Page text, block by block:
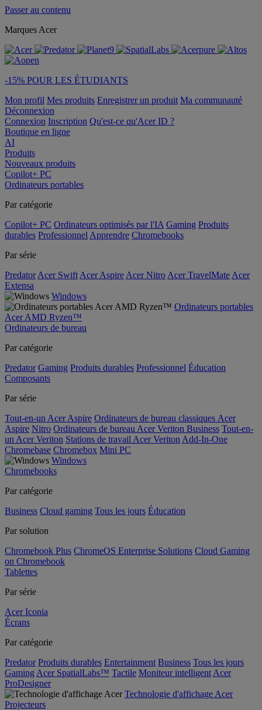
Passer au contenu
Marques Acer
-15% POUR LES ÉTUDIANTS
Mon profil Mes produits Enregistrer un produit Ma communauté
Déconnexion
Connexion Inscription Qu'est-ce qu'Acer ID ?
Boutique en ligne
AI
Produits
Nouveaux produits
Copilot+ PC
Ordinateurs portables
Par catégorie
Copilot+ PC Ordinateurs optimisés par l'IA Gaming Produits
durables Professionnel Apprendre Chromebooks
Par série
Predator Acer Swift Acer Aspire Acer Nitro Acer TravelMate Acer
Extensa
Windows
Ordinateurs portables
Acer AMD Ryzen™
Ordinateurs de bureau
Par catégorie
Predator Gaming Produits durables Professionnel Éducation
Composants
Par série
Tout-en-un Acer Aspire Ordinateurs de bureau classiques Acer
Aspire Nitro Ordinateurs de bureau Acer Veriton Business Tout-en-
un Acer Veriton Stations de travail Acer Veriton Add-In-One
Chromebase Chromebox Mini PC
Windows
Chromebooks
Par catégorie
Business Cloud gaming Tous les jours Éducation
Par solution
Chromebook Plus ChromeOS Enterprise Solutions Cloud Gaming
on Chromebook
Tablettes
Par série
Acer Iconia
Écrans
Par catégorie
Predator Produits durables Entertainment Business Tous les jours
Gaming Acer SpatialLabs™ Tactile Moniteur intelligent Acer
ProDesigner
Technologie d'affichage Acer
Projecteurs